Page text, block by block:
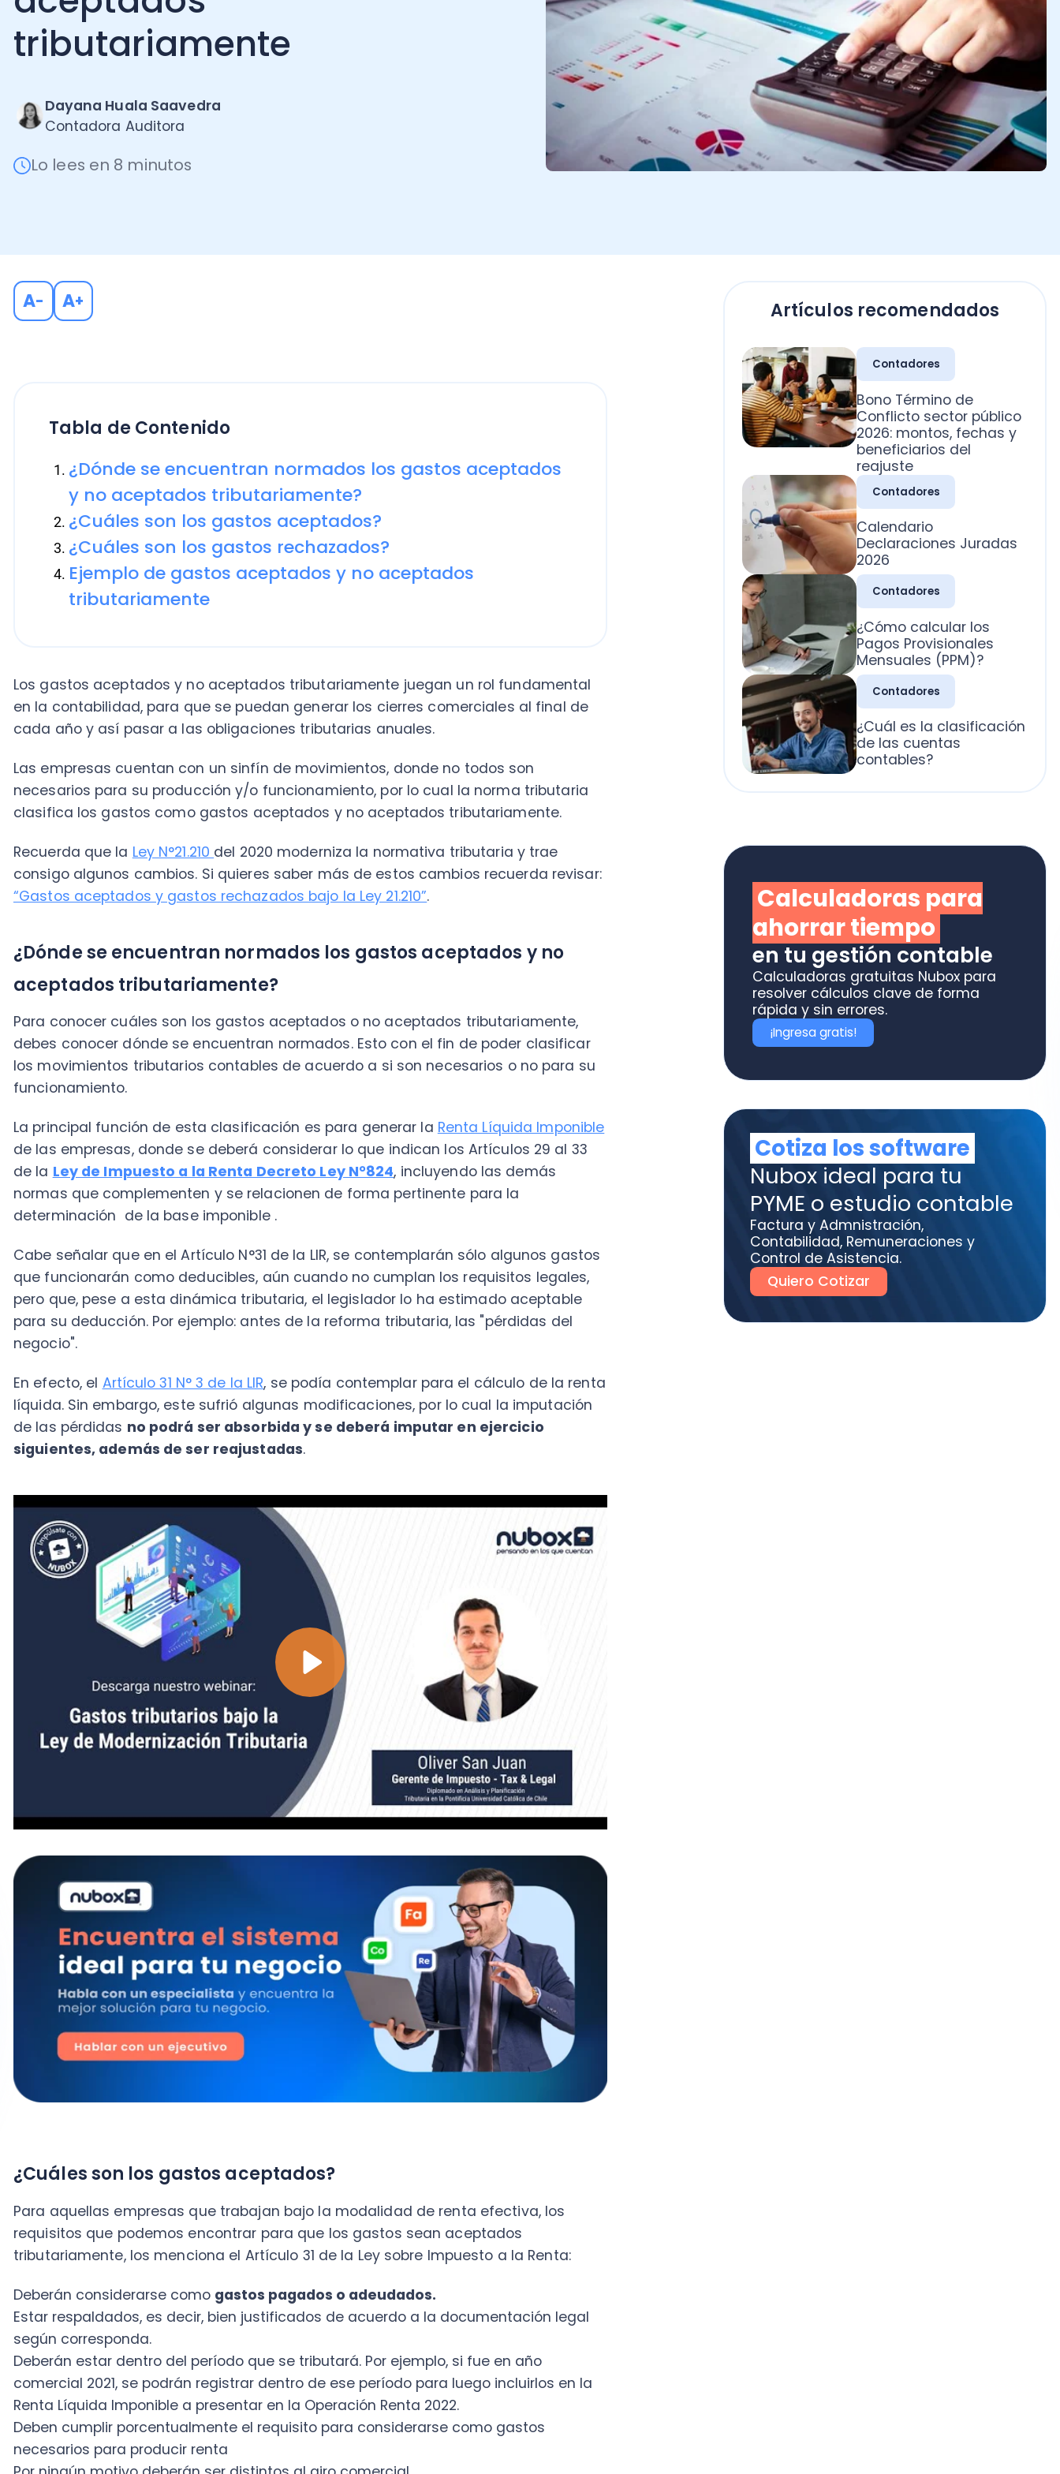
Lo lees en 8 minutos
y no aceptados tributariamente?
¿Cuáles son los gastos aceptados?
¿Cuáles son los gastos rechazados?
Ejemplo de gastos aceptados y no aceptados
tributariamente
Los gastos aceptados y no aceptados tributariamente juegan un rol fundamental
en la contabilidad, para que se puedan generar los cierres comerciales al final de
necesarios para su producción y/o funcionamiento, por lo cual la norma tributaria
clasifica los gastos como gastos aceptados y no aceptados tributariamente.
Recuerda que la Ley N°21.210
del 2020 moderniza la normativa tributaria y trae
consigo algunos cambios. Si quieres saber más de estos cambios recuerda revisar:
“Gastos aceptados y gastos rechazados bajo la Ley 21.210”
aceptados tributariamente?
Para conocer cuáles son los gastos aceptados o no aceptados tributariamente,
funcionamiento.
La principal función de esta clasificación es para generar la
de las empresas, donde se deberá considerar lo que indican los Artículos 29 al 33
Ley de Impuesto a la Renta Decreto Ley N°824
, incluyendo las demás
normas que complementen y se relacionen de forma pertinente para la
determinación de la base imponible .
que funcionarán como deducibles, aún cuando no cumplan los requisitos legales,
pero que, pese a esta dinámica tributaria, el legislador lo ha estimado aceptable
para su deducción. Por ejemplo: antes de la reforma tributaria, las "pérdidas del
negocio".
En efecto, elArtículo 31 N° 3 de la LIR, se podía contemplar para el cálculo de la renta
líquida. Sin embargo, este sufrió algunas modificaciones, por lo cual la imputación
de las pérdidasno podrá ser absorbida y se deberá imputar en ejercicio
siguientes, además de ser reajustadas.
¿Cuáles son los gastos aceptados?
Para aquellas empresas que trabajan bajo la modalidad de renta efectiva, los
requisitos que podemos encontrar para que los gastos sean aceptados
tributariamente, los menciona el Artículo 31 de la Ley sobre Impuesto a la Renta:
Deberán considerarse comogastos pagados o adeudados.
Estar respaldados, es decir, bien justificados de acuerdo a la documentación legal
según corresponda.
Deben cumplir porcentualmente el requisito para considerarse como gastos
Por ningún motivo deberán ser distintos al giro comercial.
Si quieres conocer más de los gastos aceptados, recuerda revisar laCircular del
¿Cuáles son los gastos rechazados?
Se comprenderán como gastos rechazados tributariamente, aquellos que
corresponden a gastos que no pueden ser deducidos en la determinación de la
utilidad para efectos del pago de los impuestos
. Además, estos gastos
rechazados serán parte de las operaciones que no cumplen con los requisitos o
condiciones para ser gastos aceptados.
Artículos recomendados
Contadores
Conflicto sector público
2026: montos, fechas y
beneficiarios del
reajuste
Contadores
Calendario
Declaraciones Juradas
2026
Contadores
¿Cómo calcular los
Pagos Provisionales
Mensuales (PPM)?
¿Cuál es la clasificación
de las cuentas
contables?
Calculadoras para
Calculadoras gratuitas Nubox para
resolver cálculos clave de forma
rápida y sin errores.
¡Ingresa gratis!
Cotiza los software
Nubox ideal para tu
PYME o estudio contable
Factura y Admnistración,
Control de Asistencia.
Quiero Cotizar